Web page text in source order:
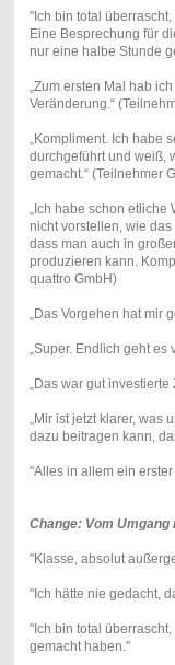
"Ich bin total
Eine Besprechung für
nur eine halbe Stunde
„Zum ersten Mal hab
Veränderung.“
„Kompliment. Ich habe
durchgeführt und weiß,
gemacht.“ (Teilnehmer
„Ich habe schon
nicht vorstellen, wie
dass man auch in
produzieren kann.
quattro GmbH)
„Das Vorgehen hat mir
„Super. Endlich geht
„Das war gut
„Mir ist jetzt klarer,
dazu beitragen kann,
"Alles in allem ein
Change: Vom
"Klasse, absolut
"Ich hätte nie gedacht,
"Ich bin total
gemacht haben."